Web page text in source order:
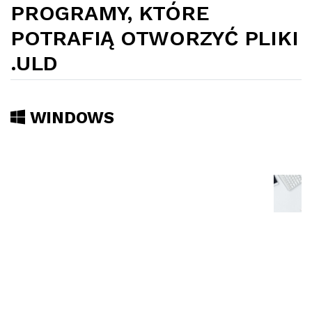
PROGRAMY, KTÓRE
POTRAFIĄ OTWORZYĆ PLIKI
.ULD
WINDOWS